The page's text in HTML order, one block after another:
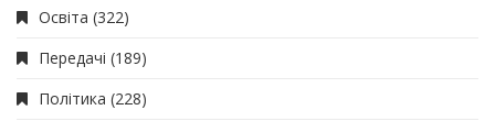
Освіта (322)
Передачі (189)
Політика (228)